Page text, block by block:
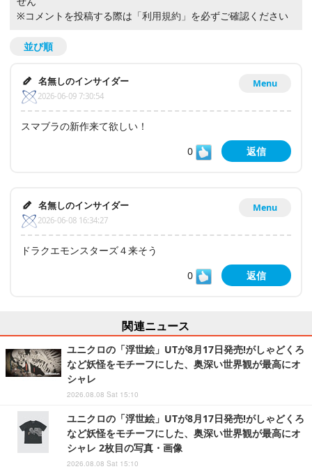
※コメントを投稿する際は 「利用規約」 を必ずご確認ください
並び順
Menu
名無しのインサイダー
2026-06-09 7:30:54
スマブラの新作来て欲しい！
0
返信
Menu
名無しのインサイダー
2026-06-08 16:34:27
ドラクエモンスターズ４来そう
0
返信
関連ニュース
ユニクロの「浮世絵」UTが8月17日発売!がしゃどくろ
など妖怪をモチーフにした、奥深い世界観が最高にオ
シャレ
2026.08.08 Sat 15:10
ユニクロの「浮世絵」UTが8月17日発売!がしゃどくろ
など妖怪をモチーフにした、奥深い世界観が最高にオ
シャレ 2枚目の写真・画像
2026.08.08 Sat 15:10